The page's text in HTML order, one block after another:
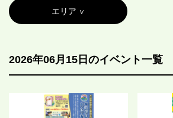
エリア
2026年06月15日のイベント一覧